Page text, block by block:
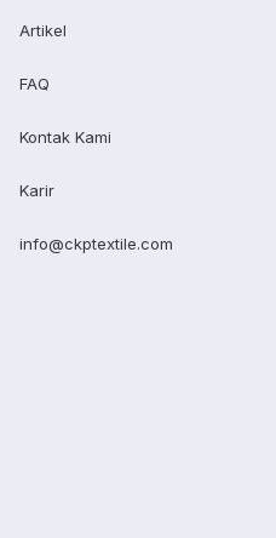
Artikel
FAQ
Kontak Kami
Karir
info@ckptextile.com